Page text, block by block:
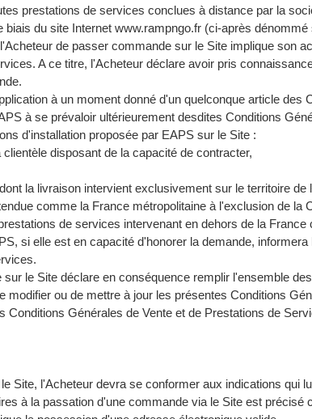
prestations de services conclues à distance par la
du site Internet www.rampngo.fr (ci-après
de passer commande sur le Site implique son
A ce titre, l'Acheteur déclare avoir pris
à un moment donné d'un quelconque article
à se prévaloir ultérieurement desdites Conditions
d'installation proposée par EAPS sur le Site :
disposant de la capacité de contracter,
la livraison intervient exclusivement sur le territoire
comme la France métropolitaine à l'exclusion de la
de services intervenant en dehors de la
si elle est en capacité d'honorer la demande,
le Site déclare en conséquence remplir l'ensemble
modifier ou de mettre à jour les présentes Conditions
Conditions Générales de Vente et de Prestations de
Site, l'Acheteur devra se conformer aux indications qui
à la passation d'une commande via le Site est précisé